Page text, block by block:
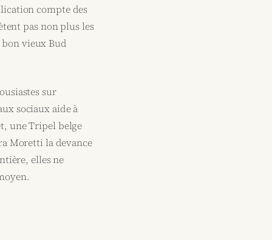
compte des
pas non plus les
vieux Bud
sur
sociaux aide à
une Tripel belge
Moretti la devance
elles ne